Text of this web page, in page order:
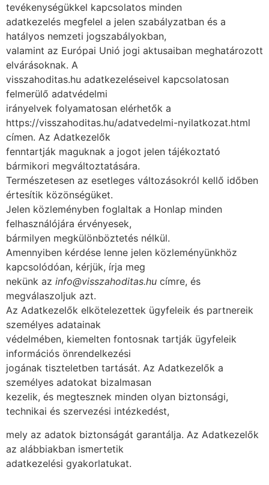
tevékenységükkel kapcsolatos minden
adatkezelés megfelel a jelen szabályzatban és a
hatályos nemzeti jogszabályokban,
valamint az Európai Unió jogi aktusaiban meghatározott
elvárásoknak. A
visszahoditas.hu adatkezeléseivel kapcsolatosan
felmerülő adatvédelmi
irányelvek folyamatosan elérhetők a
https://visszahoditas.hu/adatvedelmi-nyilatkozat.html
címen. Az Adatkezelők
fenntartják maguknak a jogot jelen tájékoztató
bármikori megváltoztatására.
Természetesen az esetleges változásokról kellő időben
értesítik közönségüket.
Jelen közleményben foglaltak a Honlap minden
felhasználójára érvényesek,
bármilyen megkülönböztetés nélkül.
Amennyiben kérdése lenne jelen közleményünkhöz
kapcsolódóan, kérjük, írja meg
nekünk az info@visszahoditas.hu címre, és
megválaszoljuk azt.
Az Adatkezelők elkötelezettek ügyfeleik és partnereik
személyes adatainak
védelmében, kiemelten fontosnak tartják ügyfeleik
információs önrendelkezési
jogának tiszteletben tartását. Az Adatkezelők a
személyes adatokat bizalmasan
kezelik, és megtesznek minden olyan biztonsági,
technikai és szervezési intézkedést,
mely az adatok biztonságát garantálja. Az Adatkezelők
az alábbiakban ismertetik
adatkezelési gyakorlatukat.